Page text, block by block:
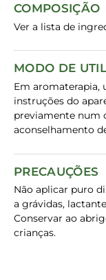
COMPOSIÇÃO
Ver a lista de
MODO DE
Em aromaterapia,
instruções do
previamente num
aconselhamento
PRECAUÇÕES
Não aplicar puro
a grávidas,
Conservar ao
crianças.